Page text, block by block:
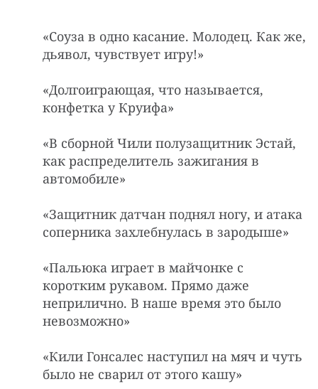
«Соyза в одно касание. Молодец. Как же,
дьявол, чyвствyет игpy!»
«Долгоиграющая, что называется,
конфетка у Круифа»
«В сборной Чили полузащитник Эстай,
как распределитель зажигания в
автомобиле»
«Защитник датчан поднял ногу, и атака
соперника захлебнулась в зародыше»
«Пальюка игpает в майчонке с
коpотким pyкавом. Пpямо даже
непpилично. В наше вpемя это было
невозможно»
«Кили Гонсалес наступил на мяч и чуть
было не сварил от этого кашу»